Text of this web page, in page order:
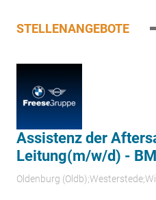
STELLENANGEBOTE
Assistenz der
Leitung(m/w/d) -
Oldenburg